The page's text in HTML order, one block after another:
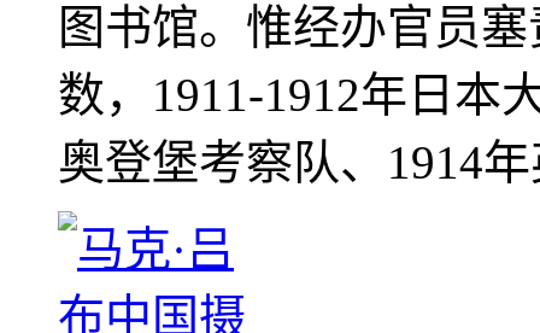
图书馆。惟经办官员
数，1911-1912年日本
奥登堡考察队、1914